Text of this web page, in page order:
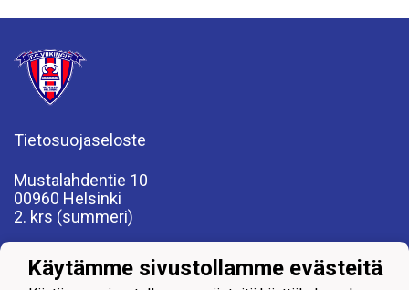
Tietosuojaseloste
Mustalahdentie 10
00960 Helsinki
2. krs (summeri)
fcviikingit@fcviikingit.com
Käytämme sivustollamme evästeitä